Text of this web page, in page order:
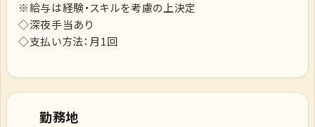
※給与は経験・スキルを考慮の上決定
◇深夜手当あり
◇支払い方法：月1回
勤務地